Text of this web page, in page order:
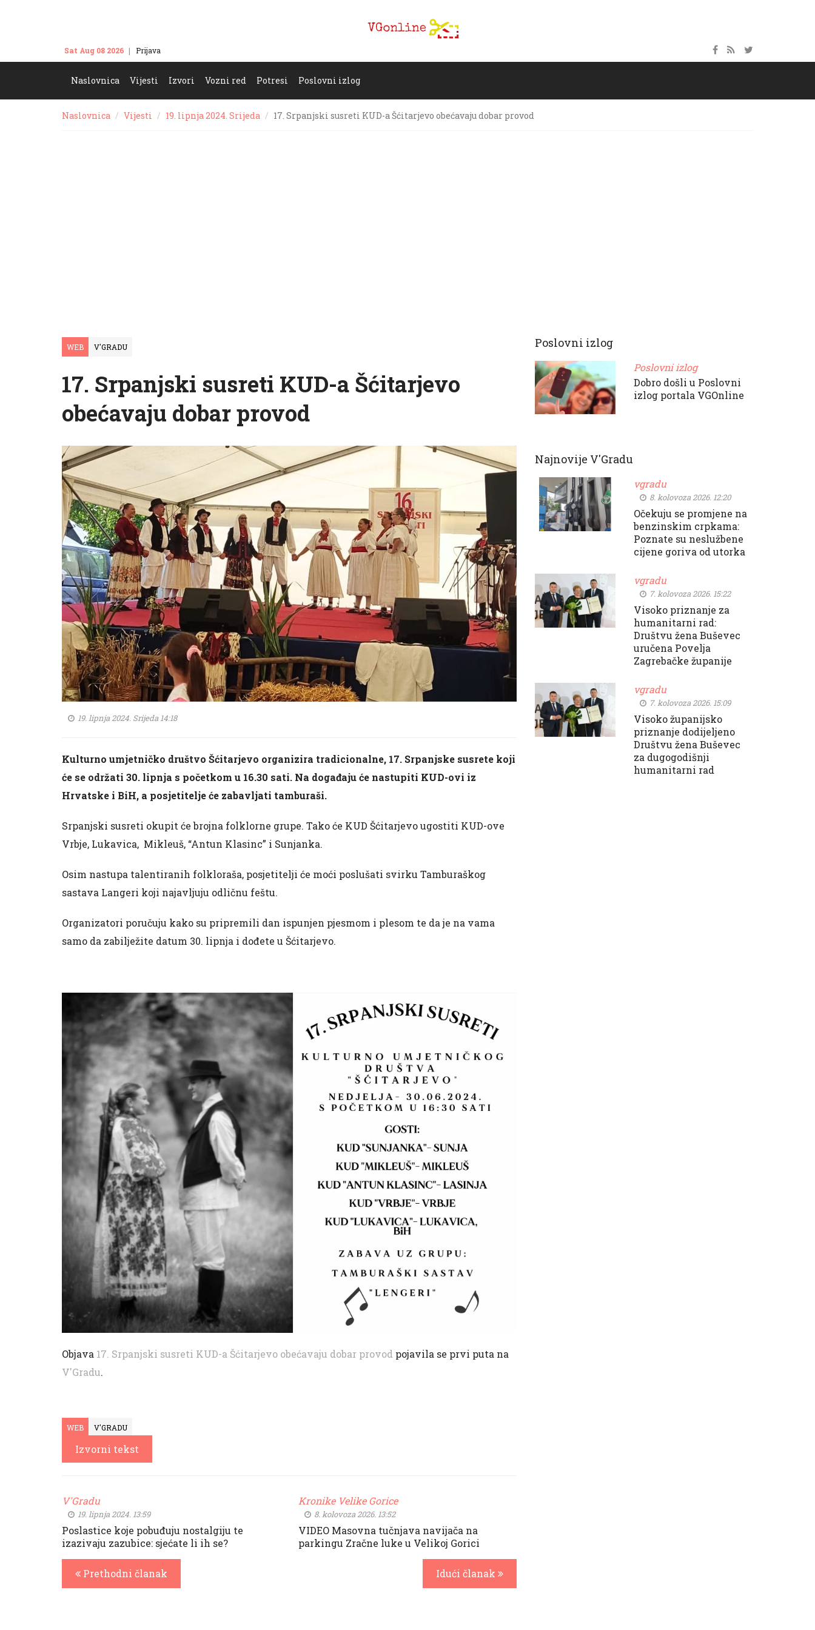
Sat Aug 08 2026 Prijava
Naslovnica Vijesti Izvori Vozni red Potresi Poslovni izlog
Naslovnica Vijesti 19. lipnja 2024. Srijeda 17. Srpanjski susreti KUD-a Šćitarjevo obećavaju dobar provod
WEB V'GRADU
17. Srpanjski susreti KUD-a Šćitarjevo
obećavaju dobar provod
19. lipnja 2024. Srijeda 14:18
Kulturno umjetničko društvo Šćitarjevo organizira tradicionalne, 17. Srpanjske susrete koji
će se održati 30. lipnja s početkom u 16.30 sati. Na događaju će nastupiti KUD-ovi iz
Hrvatske i BiH, a posjetitelje će zabavljati tamburaši.
Srpanjski susreti okupit će brojna folklorne grupe. Tako će KUD Šćitarjevo ugostiti KUD-ove
Vrbje, Lukavica, Mikleuš, “Antun Klasinc” i Sunjanka.
Osim nastupa talentiranih folkloraša, posjetitelji će moći poslušati svirku Tamburaškog
sastava Langeri koji najavljuju odličnu feštu.
Organizatori poručuju kako su pripremili dan ispunjen pjesmom i plesom te da je na vama
samo da zabilježite datum 30. lipnja i dođete u Šćitarjevo.
Objava 17. Srpanjski susreti KUD-a Šćitarjevo obećavaju dobar provod pojavila se prvi puta na
V'Gradu.
WEB V'GRADU
Izvorni tekst
V'Gradu
19. lipnja 2024. 13:59
Poslastice koje pobuđuju nostalgiju te
izazivaju zazubice: sjećate li ih se?
Prethodni članak
Kronike Velike Gorice
8. kolovoza 2026. 13:52
VIDEO Masovna tučnjava navijača na
parkingu Zračne luke u Velikoj Gorici
Idući članak
Poslovni izlog
Poslovni izlog
Dobro došli u Poslovni
izlog portala VGOnline
Najnovije V'Gradu
vgradu
8. kolovoza 2026. 12:20
Očekuju se promjene na
benzinskim crpkama:
Poznate su neslužbene
cijene goriva od utorka
vgradu
7. kolovoza 2026. 15:22
Visoko priznanje za
humanitarni rad:
Društvu žena Buševec
uručena Povelja
Zagrebačke županije
vgradu
7. kolovoza 2026. 15:09
Visoko županijsko
priznanje dodijeljeno
Društvu žena Buševec
za dugogodišnji
humanitarni rad